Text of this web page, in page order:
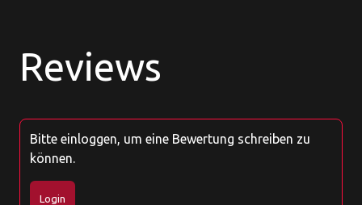
Reviews
Bitte einloggen, um eine Bewertung schreiben zu
können.
Login